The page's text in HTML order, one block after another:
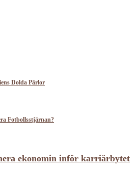
Dolda Pärlor
Fotbollsstjärnan?
ekonomin inför karriärbytet